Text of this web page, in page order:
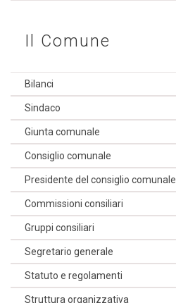
Il Comune
Bilanci
Sindaco
Giunta comunale
Consiglio comunale
Presidente del consiglio comunale
Commissioni consiliari
Gruppi consiliari
Segretario generale
Statuto e regolamenti
Struttura organizzativa